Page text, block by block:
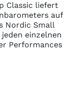
Classic liefert
auf
Nordic Small
einzelnen
Performances